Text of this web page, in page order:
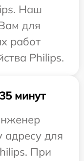
Наш
для
работ
Philips.
минут
адресу для
При